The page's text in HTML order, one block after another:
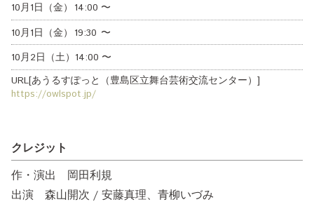
10月1日（金） 14:00 〜
10月1日（金） 19:30 〜
10月2日（土） 14:00 〜
URL[あうるすぽっと（豊島区立舞台芸術交流センター）]
https://owlspot.jp/
クレジット
作・演出 岡田利規
出演 森山開次 / 安藤真理、青柳いづみ